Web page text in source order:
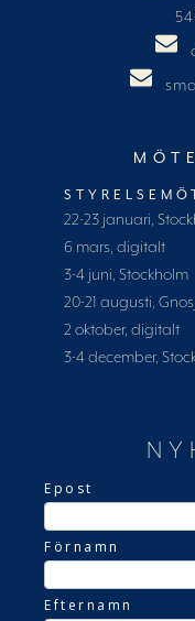
22-23 januari,
6 mars, digitalt
3-4 juni, Stockholm
20-21 augusti,
2 oktober, digitalt
3-4 december,
Epost
Förnamn
Efternamn